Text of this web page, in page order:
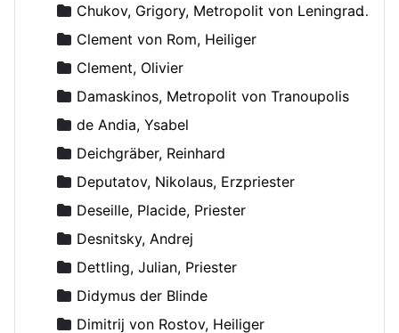
Chukov, Grigory, Metropolit von Leningrad und Novgorod
Clement von Rom, Heiliger
Clement, Olivier
Damaskinos, Metropolit von Tranoupolis
de Andia, Ysabel
Deichgräber, Reinhard
Deputatov, Nikolaus, Erzpriester
Deseille, Placide, Priester
Desnitsky, Andrej
Dettling, Julian, Priester
Didymus der Blinde
Dimitrij von Rostov, Heiliger